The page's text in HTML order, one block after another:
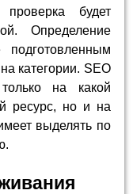
будет
Определение
подготовленным
категории. SEO
на какой
ресурс, но и на
выделять по